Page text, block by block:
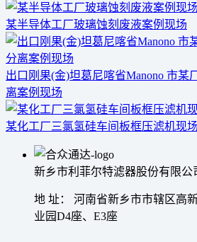
某半导体工厂玻璃蚀刻废液案例现场
出口刚果(金)坦葛尼喀省Manono 市某
离案例现场
某化工厂三氯氢硅车间板框压滤机现
新乡市利菲尔特滤器股份有限公
地 址： 河南省新乡市市辖区高
业园D4座、E3座